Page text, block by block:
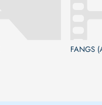
FANGS